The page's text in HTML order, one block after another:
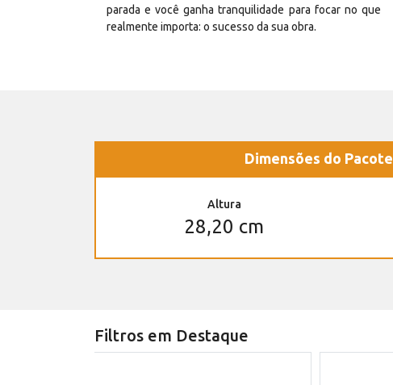
parada e você ganha tranquilidade para focar no que
realmente importa: o sucesso da sua obra.
Dimensões do Pacote
Altura
28,20 cm
Filtros em Destaque